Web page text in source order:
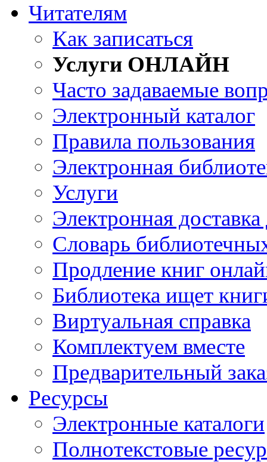
Читателям
Как записаться
Услуги ОНЛАЙН
Часто задаваемые
Электронный каталог
Правила пользования
Электронная
Услуги
Электронная
Словарь
Продление книг
Библиотека ищет
Виртуальная справка
Комплектуем вместе
Предварительный
Ресурсы
Электронные каталоги
Полнотекстовые